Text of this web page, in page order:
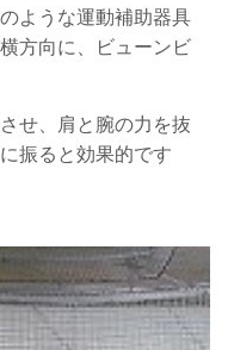
ような運動補助器具
方向に、ビューンビ
せ、肩と腕の力を抜
振ると効果的です